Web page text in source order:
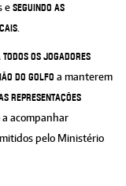
e seguindo as
todos os jogadores
do Golfo a manterem
representações
a acompanhar
pelo Ministério